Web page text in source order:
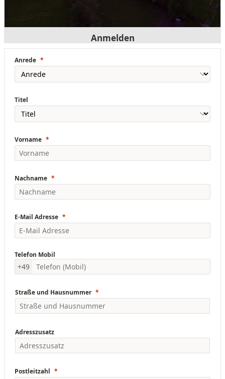
Anmelden
Anrede
Titel
Vorname
Nachname
E-Mail Adresse
Telefon Mobil
+49
Straße und Hausnummer
Adresszusatz
Postleitzahl